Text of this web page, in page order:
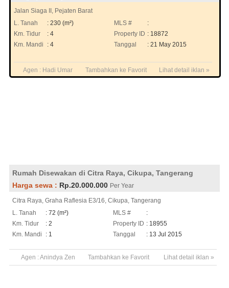
Jalan Siaga II, Pejaten Barat
L. Tanah
: 230 (m²)
Km. Tidur
: 4
Km. Mandi
: 4
MLS #
:
Property ID : 18872
Tanggal
: 21 May 2015
Agen : Hadi Umar Lihat detail iklan »
Tambahkan ke Favorit
Rumah Disewakan di Citra Raya, Cikupa, Tangerang
Harga sewa : Rp.20.000.000 Per Year
Citra Raya, Graha Raflesia E3/16, Cikupa, Tangerang
L. Tanah
: 72 (m²)
Km. Tidur
: 2
Km. Mandi
: 1
MLS #
:
Property ID : 18955
Tanggal
: 13 Jul 2015
Agen :Anindya Zen Lihat detail iklan »
Tambahkan ke Favorit